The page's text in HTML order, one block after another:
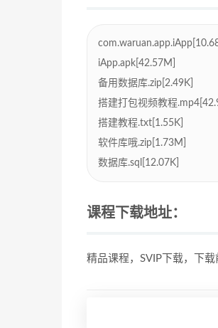
iApp.apk[42.57M]
备用数据库.zip[2.49K]
搭建打包视频教程
搭建教程.txt[1.55K]
软件库哦.zip[1.73M]
数据库.sql[12.07K]
课程下载地址：
精品课程，SVIP下载，下